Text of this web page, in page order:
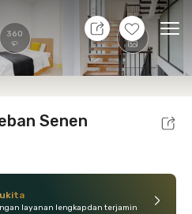
360 +9
tahu
Lokasi Kamar
Senen
layanan lengkap dan terjamin